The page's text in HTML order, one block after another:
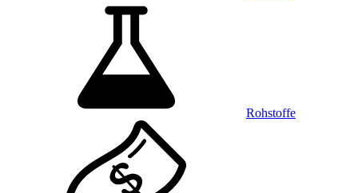
Rohstoffe